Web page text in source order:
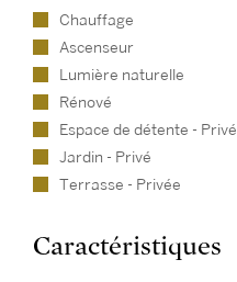
Chauffage
Ascenseur
Lumière naturelle
Rénové
Espace de détente - Privé
Jardin - Privé
Terrasse - Privée
Caractéristiques